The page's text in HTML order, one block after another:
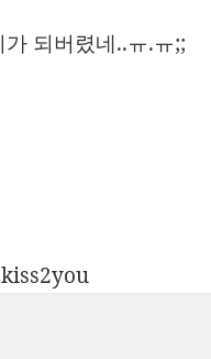
되버렸네..ㅠ.ㅠ;;